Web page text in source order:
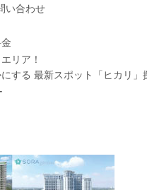
い合わせ
リア！
する 最新スポット「ヒカリ」